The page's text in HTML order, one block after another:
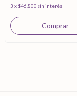
3 x $46.800 sin interés